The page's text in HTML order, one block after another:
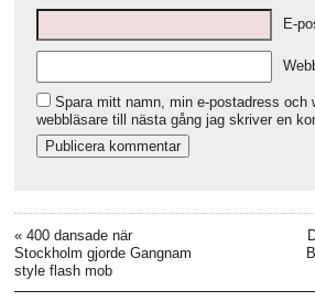
E-
Spara mitt namn, min e-postadress och
webbläsare till nästa gång jag skriver en
« 400 dansade när
Stockholm gjorde Gangnam
style flash mob